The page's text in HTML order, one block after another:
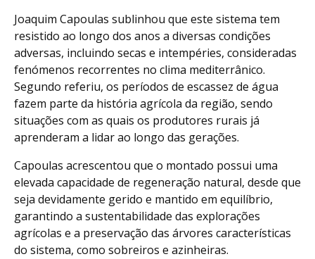
Joaquim Capoulas sublinhou que este sistema tem
resistido ao longo dos anos a diversas condições
adversas, incluindo secas e intempéries, consideradas
fenómenos recorrentes no clima mediterrânico.
Segundo referiu, os períodos de escassez de água
fazem parte da história agrícola da região, sendo
situações com as quais os produtores rurais já
aprenderam a lidar ao longo das gerações.
Capoulas acrescentou que o montado possui uma
elevada capacidade de regeneração natural, desde que
seja devidamente gerido e mantido em equilíbrio,
garantindo a sustentabilidade das explorações
agrícolas e a preservação das árvores características
do sistema, como sobreiros e azinheiras.